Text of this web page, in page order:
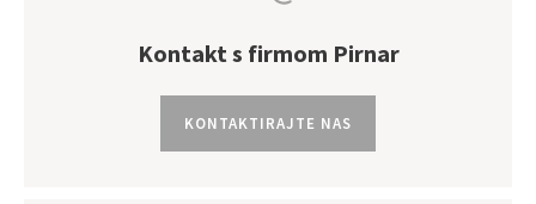
Kontakt s firmom Pirnar
KONTAKTIRAJTE NAS